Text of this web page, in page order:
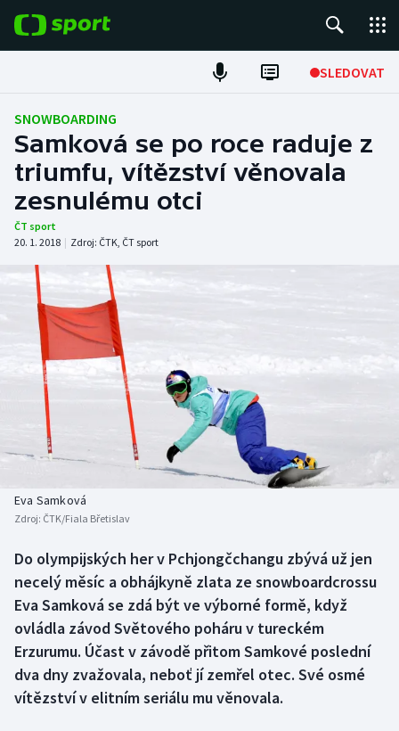
SLEDOVAT
Fotbal
Hokej
Tenis
Atletika
Cyklistika
DALŠÍ SPORTY
Americký fotbal
Baseball a softbal
Basketbal
Biatlon
Box
Curling
Dostihy
NEPŘEHLÉDNĚTE
Soutěže
Historické návraty
Aplikace ČT sport
SNOWBOARDING
Samková se po roce raduje z
triumfu, vítězství věnovala
zesnulému otci
ČT sport
20. 1. 2018 | Zdroj: ČTK, ČT sport
Eva Samková
Zdroj: ČTK/Fiala Břetislav
Do olympijských her v Pchjongčchangu zbývá už jen
necelý měsíc a obhájkyně zlata ze snowboardcrossu
Eva Samková se zdá být ve výborné formě, když
ovládla závod Světového poháru v tureckém
Erzurumu. Účast v závodě přitom Samkové poslední
dva dny zvažovala, neboť jí zemřel otec. Své osmé
vítězství v elitním seriálu mu věnovala.